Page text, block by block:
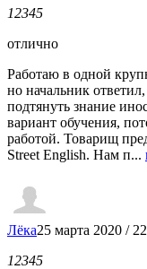
12345
отлично
Работаю в одной
но начальник
подтянуть знание
вариант обучения,
работой. Товарищ
Street English. Нам п...
Лёка25 марта 2020 /
12345